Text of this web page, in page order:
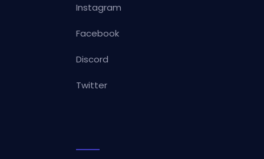
Instagram
Facebook
Discord
Twitter